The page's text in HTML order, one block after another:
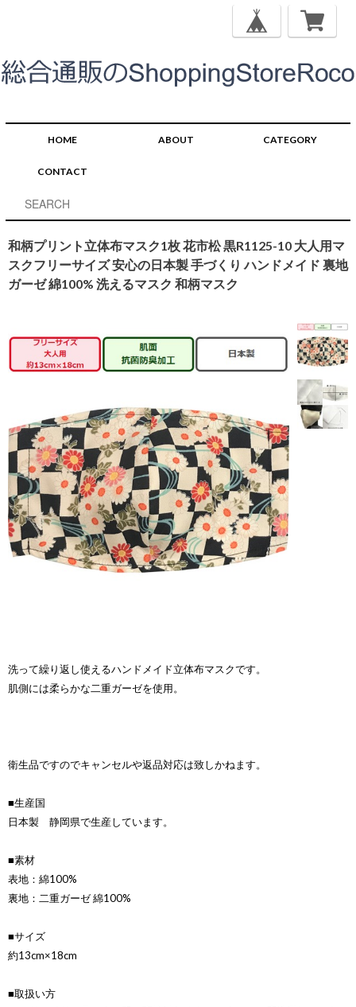
HOME ABOUT CATEGORY
CONTACT
和柄プリント立体布マスク1枚 花市松 黒R1125-10 大人用マ
スクフリーサイズ 安心の日本製 手づくり ハンドメイド 裏地
ガーゼ 綿100% 洗えるマスク 和柄マスク
洗って繰り返し使えるハンドメイド立体布マスクです。
肌側には柔らかな二重ガーゼを使用。
衛生品ですのでキャンセルや返品対応は致しかねます。
■生産国
日本製 静岡県で生産しています。
■素材
表地：綿100%
裏地：二重ガーゼ 綿100%
■サイズ
約13cm×18cm
■取扱い方